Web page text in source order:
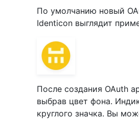
По умолчанию новый
Identicon выглядит
После создания OAuth
выбрав цвет фона.
круглого значка. Вы